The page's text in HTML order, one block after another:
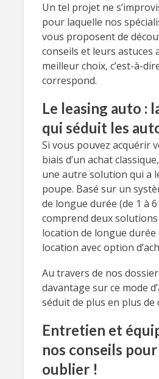
Un tel projet ne
pour laquelle nos
vous proposent de
conseils et leurs astuces
meilleur choix, c’est-à-
correspond.
Le leasing auto :
qui séduit les
Si vous pouvez acquérir
biais d’un achat
une autre solution qui a
poupe. Basé sur un
de longue durée (de 1 à
comprend deux
location de longue durée
location avec option
Au travers de nos
davantage sur ce mode
séduit de plus en plus de
Entretien et
nos conseils
oublier !